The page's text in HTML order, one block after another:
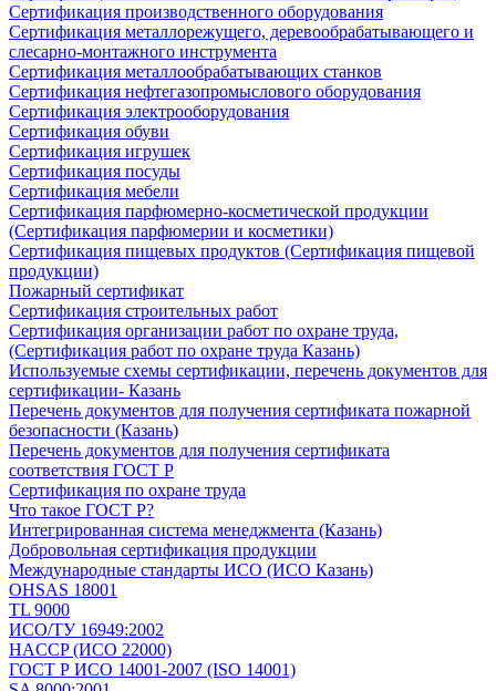
Сертификация производственного оборудования
Сертификация металлорежущего, деревообрабатывающего и
слесарно-монтажного инструмента
Сертификация металлообрабатывающих станков
Сертификация нефтегазопромыслового оборудования
Сертификация электрооборудования
Сертификация обуви
Сертификация игрушек
Сертификация посуды
Сертификация мебели
Сертификация парфюмерно-косметической продукции
(Сертификация парфюмерии и косметики)
Сертификация пищевых продуктов (Сертификация пищевой
продукции)
Пожарный сертификат
Сертификация строительных работ
Сертификация организации работ по охране труда,
(Сертификация работ по охране труда Казань)
Используемые схемы сертификации, перечень документов для
сертификации- Казань
Перечень документов для получения сертификата пожарной
безопасности (Казань)
Перечень документов для получения сертификата
соответствия ГОСТ Р
Сертификация по охране труда
Что такое ГОСТ Р?
Интегрированная система менеджмента (Казань)
Добровольная сертификация продукции
Международные стандарты ИСО (ИСО Казань)
OHSAS 18001
TL 9000
ИСО/ТУ 16949:2002
HACCP (ИСО 22000)
ГОСТ Р ИСО 14001-2007 (ISO 14001)